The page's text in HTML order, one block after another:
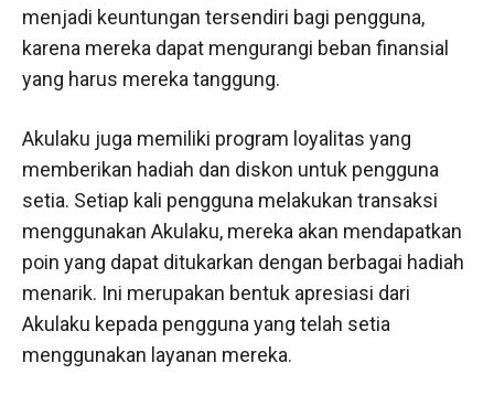
menjadi keuntungan tersendiri bagi pengguna,
karena mereka dapat mengurangi beban finansial
yang harus mereka tanggung.
Akulaku juga memiliki program loyalitas yang
memberikan hadiah dan diskon untuk pengguna
setia. Setiap kali pengguna melakukan transaksi
menggunakan Akulaku, mereka akan mendapatkan
poin yang dapat ditukarkan dengan berbagai hadiah
menarik. Ini merupakan bentuk apresiasi dari
Akulaku kepada pengguna yang telah setia
menggunakan layanan mereka.